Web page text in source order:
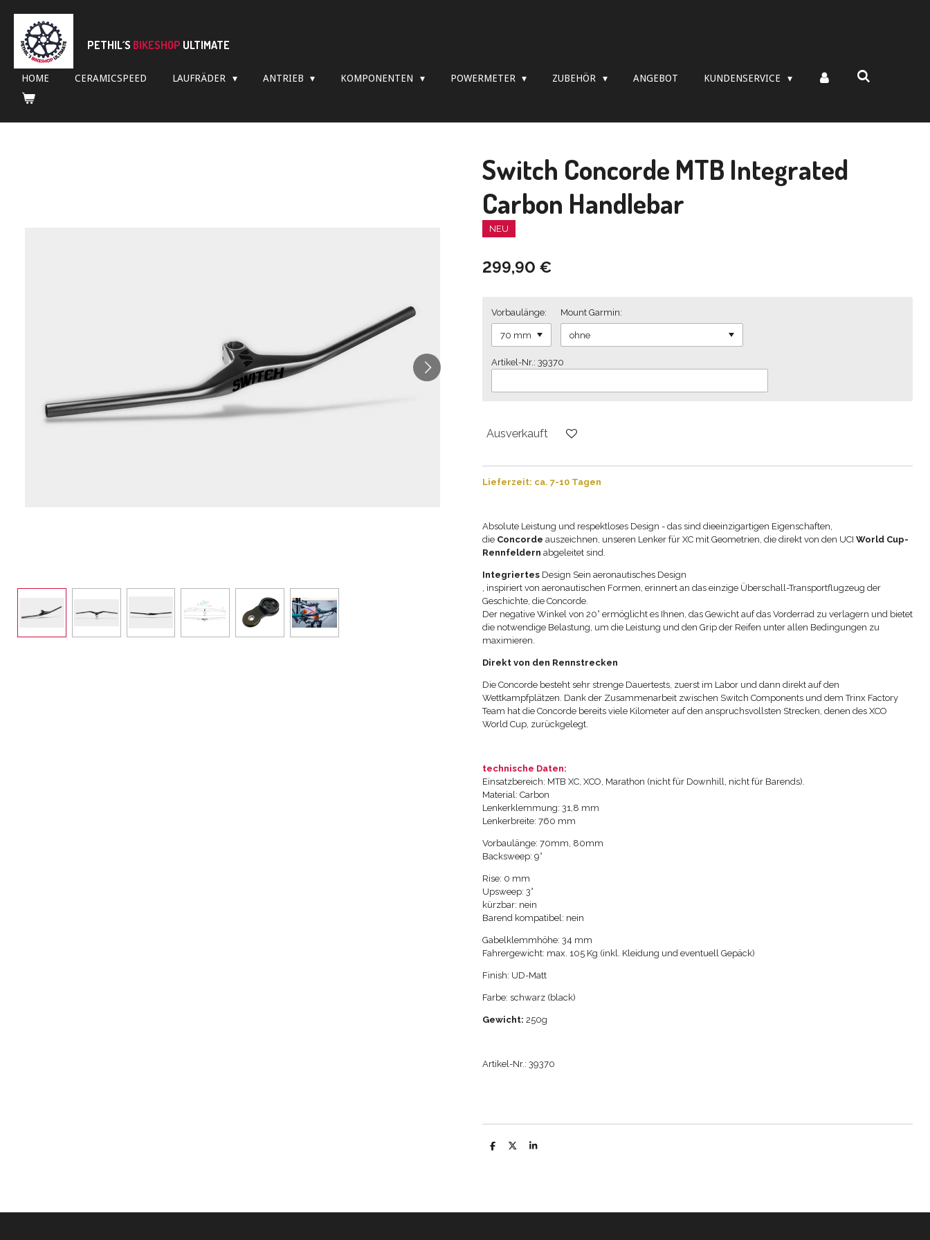
Zum
Hauptinhalt
springen
PETHIL´S BIKESHOP ULTIMATE
HOME CERAMICSPEED LAUFRÄDER ANTRIEB KOMPONENTEN POWERMETER ZUBEHÖR ANGEBOT KUNDENSERVICE
Switch Concorde MTB Integrated
Carbon Handlebar
NEU
299,90 €
Vorbaulänge: Mount Garmin:
Artikel-Nr.: 39370
Ausverkauft
Lieferzeit: ca. 7-10 Tagen
Absolute Leistung und respektloses Design - das sind dieeinzigartigen Eigenschaften,
die Concorde auszeichnen, unseren Lenker für XC mit Geometrien, die direkt von den UCI World Cup-
Rennfeldern abgeleitet sind.
Integriertes Design Sein aeronautisches Design
, inspiriert von aeronautischen Formen, erinnert an das einzige Überschall-Transportflugzeug der
Geschichte, die Concorde.
Der negative Winkel von 20° ermöglicht es Ihnen, das Gewicht auf das Vorderrad zu verlagern und bietet
die notwendige Belastung, um die Leistung und den Grip der Reifen unter allen Bedingungen zu
maximieren.
Direkt von den Rennstrecken
Die Concorde besteht sehr strenge Dauertests, zuerst im Labor und dann direkt auf den
Wettkampfplätzen. Dank der Zusammenarbeit zwischen Switch Components und dem Trinx Factory
Team hat die Concorde bereits viele Kilometer auf den anspruchsvollsten Strecken, denen des XCO
World Cup, zurückgelegt.
technische Daten:
Einsatzbereich: MTB XC, XCO, Marathon (nicht für Downhill, nicht für Barends).
Material: Carbon
Lenkerklemmung: 31,8 mm
Lenkerbreite: 760 mm
Vorbaulänge: 70mm, 80mm
Backsweep: 9°
Rise: 0 mm
Upsweep: 3°
kürzbar: nein
Barend kompatibel: nein
Gabelklemmhöhe: 34 mm
Fahrergewicht: max. 105 Kg (inkl. Kleidung und eventuell Gepäck)
Finish: UD-Matt
Farbe: schwarz (black)
Gewicht: 250g
Artikel-Nr.: 39370
T
T
T